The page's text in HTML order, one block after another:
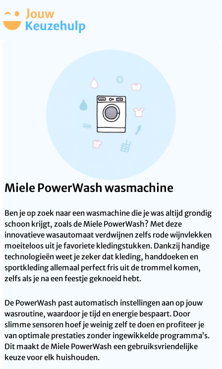
Miele PowerWash wasmachine
Ben je op zoek naar een wasmachine die je was altijd grondig
schoon krijgt, zoals de Miele PowerWash? Met deze
innovatieve wasautomaat verdwijnen zelfs rode wijnvlekken
moeiteloos uit je favoriete kledingstukken. Dankzij handige
technologieën weet je zeker dat kleding, handdoeken en
sportkleding allemaal perfect fris uit de trommel komen,
zelfs als je na een feestje geknoeid hebt.
De PowerWash past automatisch instellingen aan op jouw
wasroutine, waardoor je tijd en energie bespaart. Door
slimme sensoren hoef je weinig zelf te doen en profiteer je
van optimale prestaties zonder ingewikkelde programma’s.
Dit maakt de Miele PowerWash een gebruiksvriendelijke
keuze voor elk huishouden.